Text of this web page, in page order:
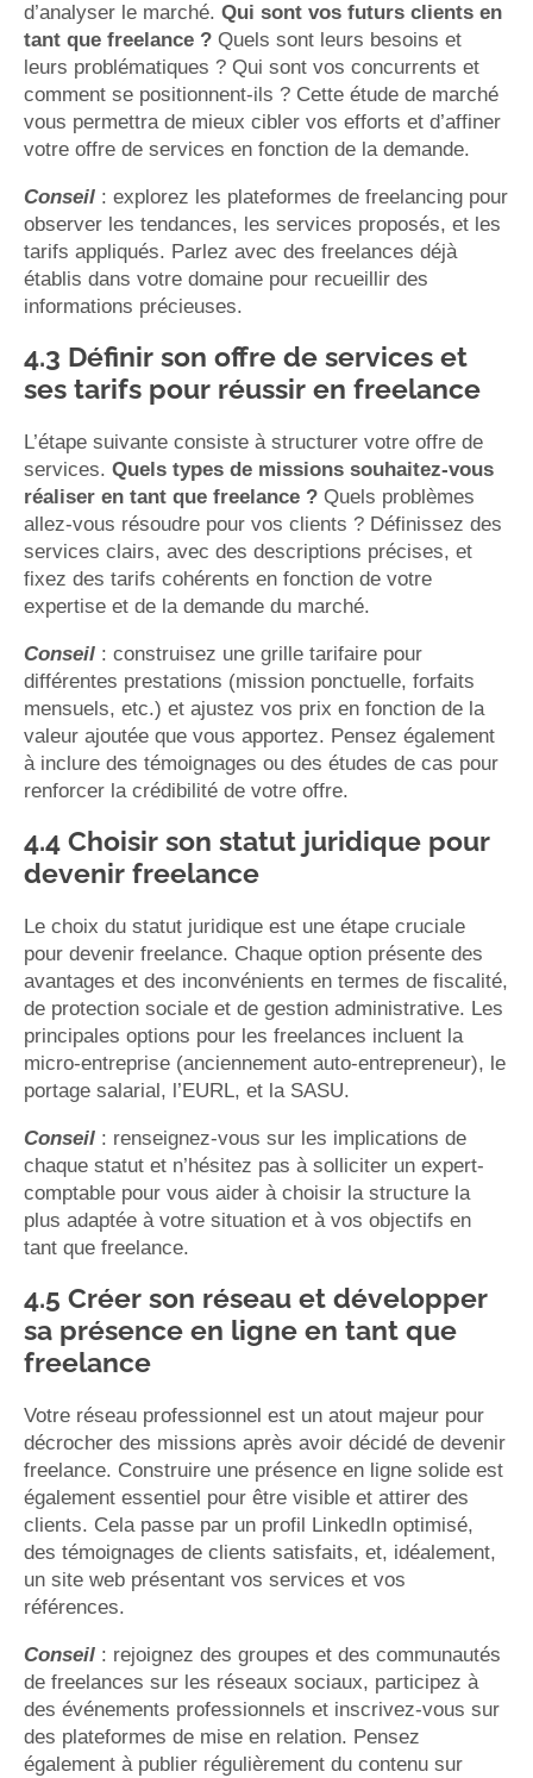
d’analyser le marché. Qui sont vos futurs clients en
tant que freelance ? Quels sont leurs besoins et
leurs problématiques ? Qui sont vos concurrents et
comment se positionnent-ils ? Cette étude de marché
vous permettra de mieux cibler vos efforts et d’affiner
votre offre de services en fonction de la demande.
Conseil : explorez les plateformes de freelancing pour
observer les tendances, les services proposés, et les
tarifs appliqués. Parlez avec des freelances déjà
établis dans votre domaine pour recueillir des
informations précieuses.
4.3 Définir son offre de services et
ses tarifs pour réussir en freelance
L’étape suivante consiste à structurer votre offre de
services. Quels types de missions souhaitez-vous
réaliser en tant que freelance ? Quels problèmes
allez-vous résoudre pour vos clients ? Définissez des
services clairs, avec des descriptions précises, et
fixez des tarifs cohérents en fonction de votre
expertise et de la demande du marché.
Conseil : construisez une grille tarifaire pour
différentes prestations (mission ponctuelle, forfaits
mensuels, etc.) et ajustez vos prix en fonction de la
valeur ajoutée que vous apportez. Pensez également
à inclure des témoignages ou des études de cas pour
renforcer la crédibilité de votre offre.
4.4 Choisir son statut juridique pour
devenir freelance
Le choix du statut juridique est une étape cruciale
pour devenir freelance. Chaque option présente des
avantages et des inconvénients en termes de fiscalité,
de protection sociale et de gestion administrative. Les
principales options pour les freelances incluent la
micro-entreprise (anciennement auto-entrepreneur), le
portage salarial, l’EURL, et la SASU.
Conseil : renseignez-vous sur les implications de
chaque statut et n’hésitez pas à solliciter un expert-
comptable pour vous aider à choisir la structure la
plus adaptée à votre situation et à vos objectifs en
tant que freelance.
4.5 Créer son réseau et développer
sa présence en ligne en tant que
freelance
Votre réseau professionnel est un atout majeur pour
décrocher des missions après avoir décidé de devenir
freelance. Construire une présence en ligne solide est
également essentiel pour être visible et attirer des
clients. Cela passe par un profil LinkedIn optimisé,
des témoignages de clients satisfaits, et, idéalement,
un site web présentant vos services et vos
références.
Conseil : rejoignez des groupes et des communautés
de freelances sur les réseaux sociaux, participez à
des événements professionnels et inscrivez-vous sur
des plateformes de mise en relation. Pensez
également à publier régulièrement du contenu sur